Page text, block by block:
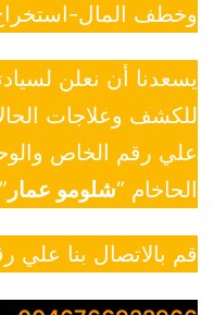
وخطف المال-استخراج
يسعدنا أن نعلن
للكشف وعلاجات
علي رقم الخاص
الحاخام “شلومو عمار ”
قم بالاتصال بنا علي